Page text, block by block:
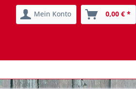
Mein Konto 0,00 € *